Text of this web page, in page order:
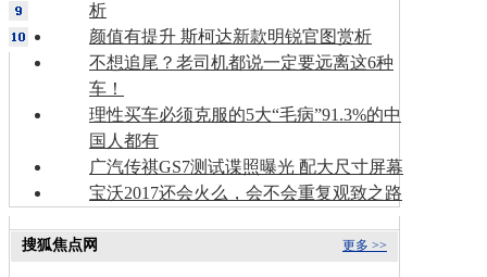
析
颜值有提升 斯柯达新款明锐官图赏析
不想追尾？老司机都说一定要远离这6种
车！
理性买车必须克服的5大“毛病”91.3%的中
国人都有
广汽传祺GS7测试谍照曝光 配大尺寸屏幕
宝沃2017还会火么，会不会重复观致之路
更多 >>
搜狐焦点网